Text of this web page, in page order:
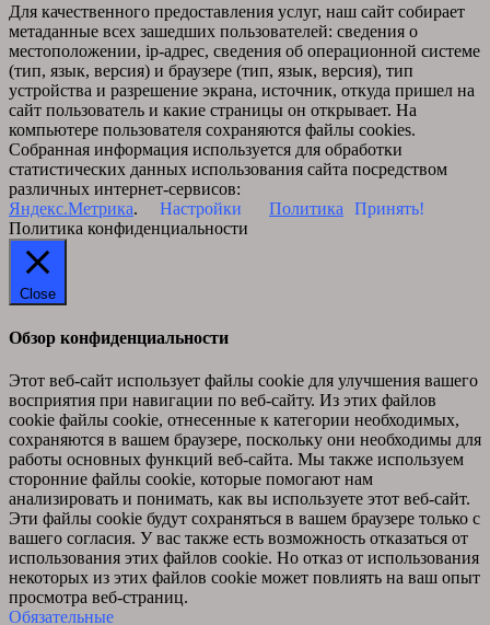
Для качественного предоставления услуг, наш сайт собирает
метаданные всех зашедших пользователей: сведения о
местоположении, ip-адрес, сведения об операционной системе
(тип, язык, версия) и браузере (тип, язык, версия), тип
устройства и разрешение экрана, источник, откуда пришел на
сайт пользователь и какие страницы он открывает. На
компьютере пользователя сохраняются файлы cookies.
Собранная информация используется для обработки
статистических данных использования сайта посредством
различных интернет-сервисов:
Яндекс.Метрика. Настройки Политика
Принять!
Политика конфиденциальности
Close
Обзор конфиденциальности
Этот веб-сайт использует файлы cookie для улучшения вашего
восприятия при навигации по веб-сайту. Из этих файлов
cookie файлы cookie, отнесенные к категории необходимых,
сохраняются в вашем браузере, поскольку они необходимы для
работы основных функций веб-сайта. Мы также используем
сторонние файлы cookie, которые помогают нам
анализировать и понимать, как вы используете этот веб-сайт.
Эти файлы cookie будут сохраняться в вашем браузере только с
вашего согласия. У вас также есть возможность отказаться от
использования этих файлов cookie. Но отказ от использования
некоторых из этих файлов cookie может повлиять на ваш опыт
просмотра веб-страниц.
Обязательные